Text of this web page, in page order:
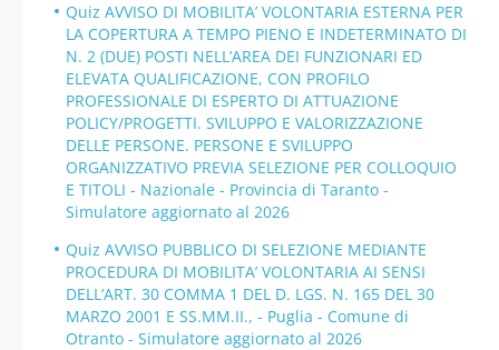
Quiz AVVISO DI MOBILITA’ VOLONTARIA ESTERNA PER
LA COPERTURA A TEMPO PIENO E INDETERMINATO DI
N. 2 (DUE) POSTI NELL’AREA DEI FUNZIONARI ED
ELEVATA QUALIFICAZIONE, CON PROFILO
PROFESSIONALE DI ESPERTO DI ATTUAZIONE
POLICY/PROGETTI. SVILUPPO E VALORIZZAZIONE
DELLE PERSONE. PERSONE E SVILUPPO
ORGANIZZATIVO PREVIA SELEZIONE PER COLLOQUIO
E TITOLI - Nazionale - Provincia di Taranto -
Simulatore aggiornato al 2026
Quiz AVVISO PUBBLICO DI SELEZIONE MEDIANTE
PROCEDURA DI MOBILITA’ VOLONTARIA AI SENSI
DELL’ART. 30 COMMA 1 DEL D. LGS. N. 165 DEL 30
MARZO 2001 E SS.MM.II., - Puglia - Comune di
Otranto - Simulatore aggiornato al 2026